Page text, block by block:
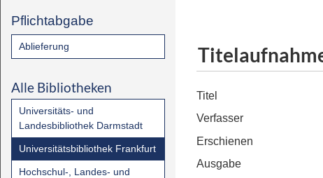
Pflichtabgabe
Ablieferung
Alle Bibliotheken
Universitäts- und
Landesbibliothek Darmstadt
Universitätsbibliothek Frankfurt
Hochschul-, Landes- und
Titel
Verfasser
Erschienen
Ausgabe